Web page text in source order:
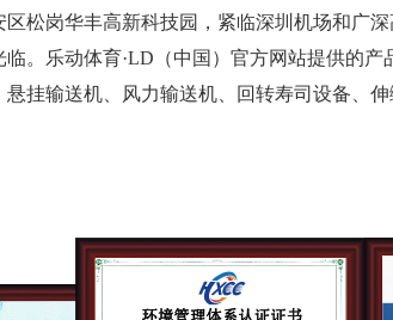
松岗华丰高新科技园，紧临深圳机场和广
。乐动体育·LD（中国）官方网站提供的
挂输送机、风力输送机、回转寿司设备、